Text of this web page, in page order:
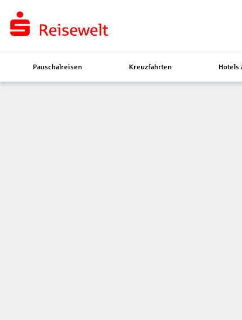
Pauschalreisen Kreuzfahrten Hotels